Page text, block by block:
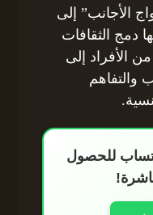
الأجانب” إلى
دمج الثقافات
الأفراد إلى
والتفاهم
للحصول